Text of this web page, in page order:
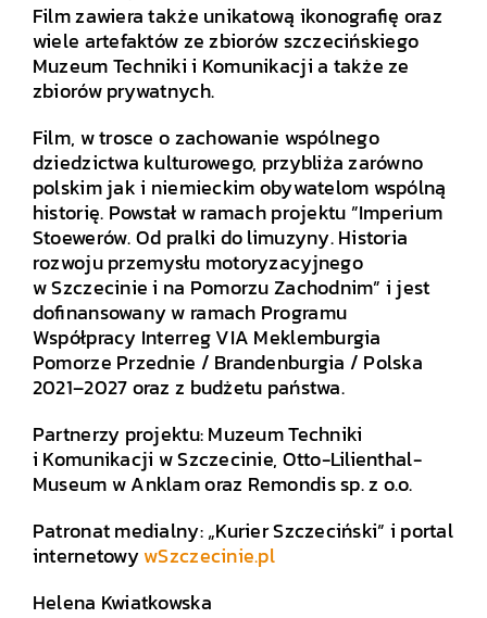
Film zawiera także unikatową ikonografię oraz
wiele artefaktów ze zbiorów szczecińskiego
Muzeum Techniki i Komunikacji a także ze
zbiorów prywatnych.
Film, w trosce o zachowanie wspólnego
dziedzictwa kulturowego, przybliża zarówno
polskim jak i niemieckim obywatelom wspólną
historię. Powstał w ramach projektu ”Imperium
Stoewerów. Od pralki do limuzyny. Historia
rozwoju przemysłu motoryzacyjnego
w Szczecinie i na Pomorzu Zachodnim” i jest
dofinansowany w ramach Programu
Współpracy Interreg VIA Meklemburgia
Pomorze Przednie / Brandenburgia / Polska
2021–2027 oraz z budżetu państwa.
Partnerzy projektu: Muzeum Techniki
i Komunikacji w Szczecinie, Otto-Lilienthal-
Museum w Anklam oraz Remondis sp. z o.o.
Patronat medialny: „Kurier Szczeciński” i portal
internetowywSzczecinie.pl
Helena Kwiatkowska